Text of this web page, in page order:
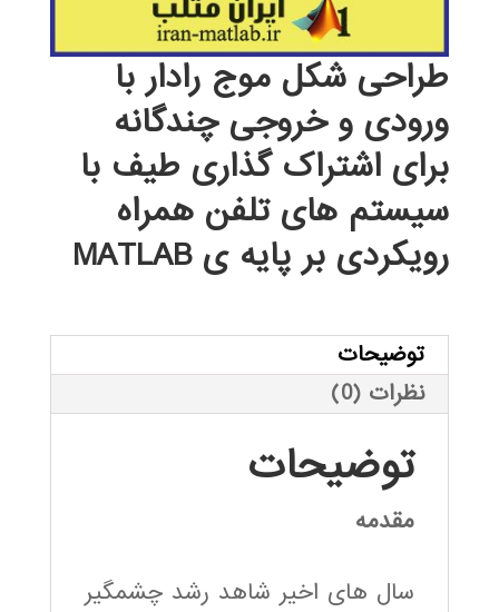
طراحی شکل موج رادار با
ورودی و خروجی چندگانه
برای اشتراک گذاری طیف با
سیستم های تلفن همراه
رویکردی بر پایه ی MATLAB
توضیحات
نظرات (0)
توضیحات
مقدمه
سال های اخیر شاهد رشد چشمگیر